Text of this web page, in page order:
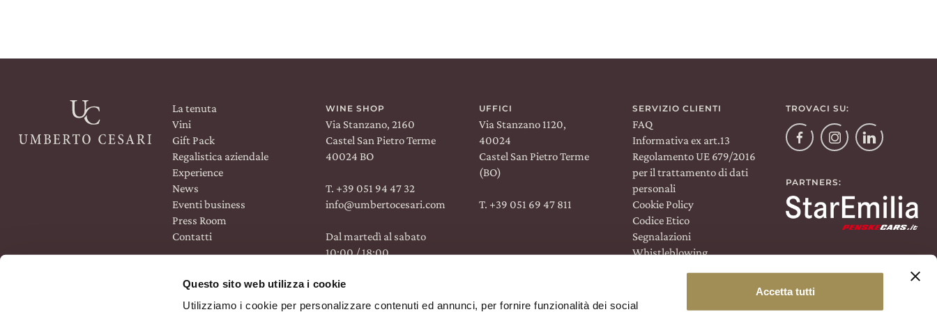
Questo sito web utilizza i cookie
Utilizziamo i cookie per personalizzare contenuti ed annunci, per fornire funzionalità dei social
Accetta tutti
Facebook
La tenuta
Vini
Gift Pack
Regalistica aziendale
Experience
News
Eventi business
Press Room
Contatti
TROVACI SU:
FacebookInstagramLinkedin
PARTNERS:
WINE SHOP
Via Stanzano, 2160
Castel San Pietro Terme
40024 BO
T. +39 051 94 47 32
info@umbertocesari.com
Dal martedì al sabato
10:00 / 18:00
UFFICI
Via Stanzano 1120,
40024
Castel San Pietro Terme
(BO)
T. +39 051 69 47 811
SERVIZIO CLIENTI
FAQ
Informativa ex art.13
Regolamento UE 679/2016
per il trattamento di dati
personali
Cookie Policy
Codice Etico
Segnalazioni
Whistleblowing